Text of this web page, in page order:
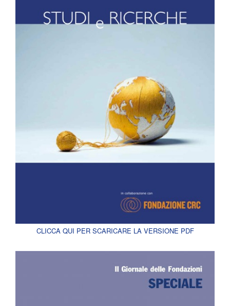
CLICCA QUI PER SCARICARE LA VERSIONE PDF